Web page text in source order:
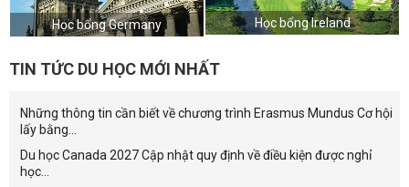
Học bổng Germany Học bổng Ireland
TIN TỨC DU HỌC MỚI NHẤT
Những thông tin cần biết về chương trình Erasmus Mundus Cơ hội
lấy bằng...
Du học Canada 2027 Cập nhật quy định về điều kiện được nghỉ
học...